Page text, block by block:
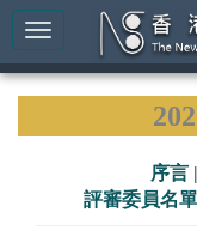
序言 |
評審委員名單